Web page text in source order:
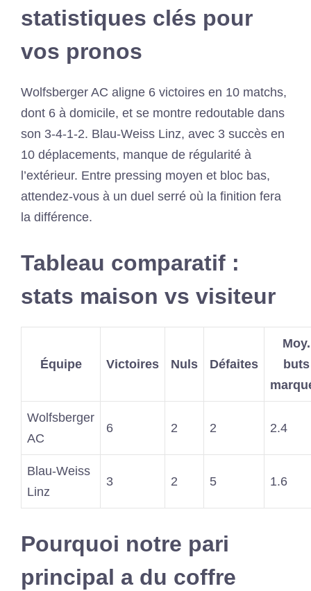
statistiques clés pour
vos pronos
Wolfsberger AC aligne 6 victoires en 10 matchs,
dont 6 à domicile, et se montre redoutable dans
son 3-4-1-2. Blau-Weiss Linz, avec 3 succès en
10 déplacements, manque de régularité à
l’extérieur. Entre pressing moyen et bloc bas,
attendez-vous à un duel serré où la finition fera
la différence.
Tableau comparatif :
stats maison vs visiteur
Équipe Victoires Nuls Défaites
Moy.
buts
Wolfsberger
AC
6 2 2 2.4
Blau-Weiss
Linz
3 2 5 1.6
Pourquoi notre pari
principal a du coffre